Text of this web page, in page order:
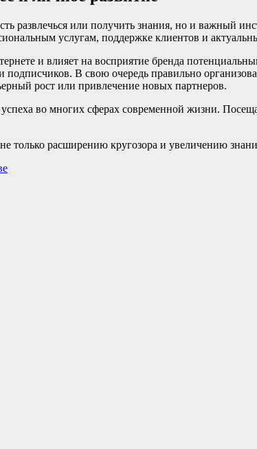
развлечься или получить знания, но и важный
услугам, поддержке клиентов и
и влияет на восприятие бренда
подписчиков. В свою очередь правильно
рост или привлечение новых партнеров.
во многих сферах современной жизни.
только расширению кругозора и увеличению